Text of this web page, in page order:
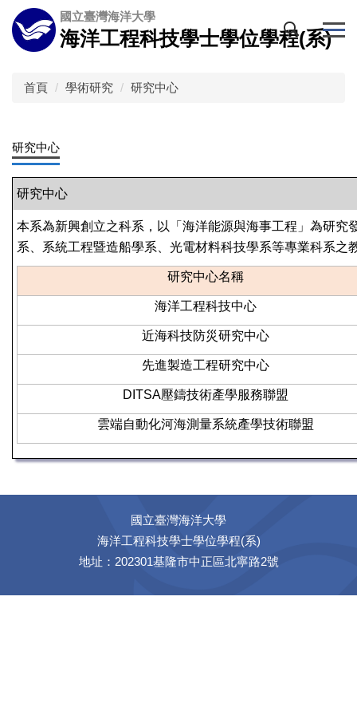
跳
到
主
國立臺灣海洋大學
海洋工程科技學士學位學程(系)
首頁 學術研究 研究中心
研究中心
研究中心
本系為新興創立之科系，以「海洋能源與海事工程」為研
系、系統工程暨造船學系、光電材料科技學系等專業科系之
研究中心名稱
海洋工程科技中心
近海科技防災研究中心
先進製造工程研究中心
DITSA壓鑄技術產學服務聯盟
雲端自動化河海測量系統產學技術聯盟
國立臺灣海洋大學
海洋工程科技學士學位學程(系)
地址：202301基隆市中正區北寧路2號